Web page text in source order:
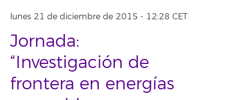
lunes 21 de diciembre de 2015 - 12:28 CET
Jornada:
“Investigación de
frontera en energías